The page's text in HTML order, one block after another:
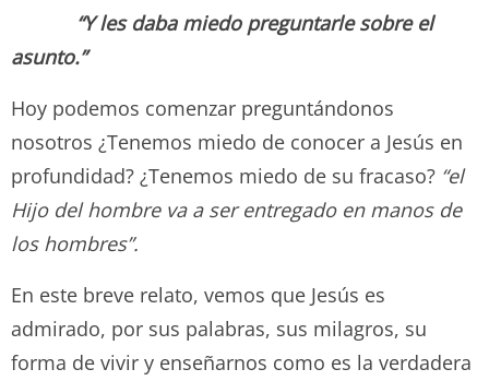
“Y les daba miedo preguntarle sobre el
asunto.”
Hoy podemos comenzar preguntándonos
nosotros ¿Tenemos miedo de conocer a Jesús en
profundidad? ¿Tenemos miedo de su fracaso? “el
Hijo del hombre va a ser entregado en manos de
los hombres”.
En este breve relato, vemos que Jesús es
admirado, por sus palabras, sus milagros, su
forma de vivir y enseñarnos como es la verdadera